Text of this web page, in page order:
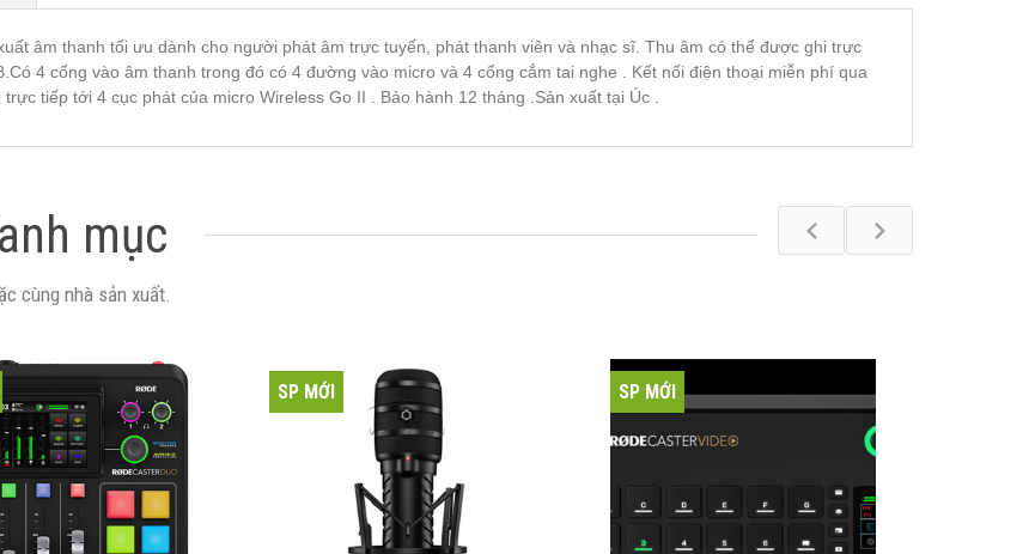
âm thanh tối ưu dành cho người phát âm trực tuyến, phát thanh viên và nhạc sĩ. Thu âm có thể được ghi trực
4 cổng vào âm thanh trong đó có 4 đường vào micro và 4 cổng cắm tai nghe . Kết nối điện thoại miễn phí qua
tiếp tới 4 cục phát của micro Wireless Go II . Bảo hành 12 tháng .Sản xuất tại Úc .
mục
cùng nhà sản xuất.
SP MỚI SP MỚI